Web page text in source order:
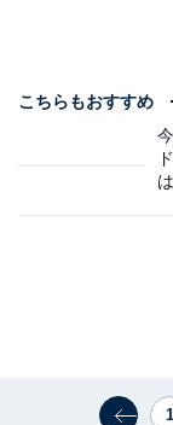
こちらもおすすめ
1